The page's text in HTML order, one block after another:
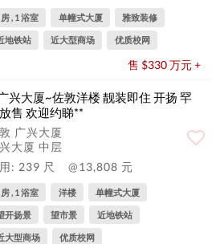
房 , 1 浴室 单幢式大厦 雅致装修
地铁站 近大型商场 优质校网
售 $330 万元 +
兴大厦~佐敦洋楼 靓装即住 开扬 罕
售 欢迎约睇**
广兴大厦
大厦 中层
: 239 尺
@13,808 元
房 , 1 浴室 洋楼 单幢式大厦
开扬景 望市景 近地铁站
大型商场 优质校网